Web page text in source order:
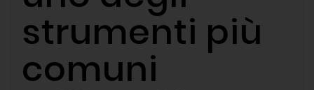
strumenti più
comuni